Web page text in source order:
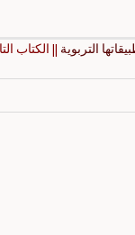
التربوية || الكتاب